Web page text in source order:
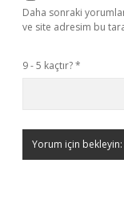
Daha sonraki
ve site adresim bu
9 - 5 kaçtır?*